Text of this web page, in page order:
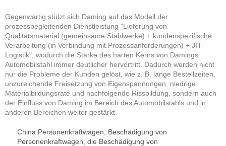
Gegenwärtig stützt sich Daming auf das Modell der
prozessbegleitenden Dienstleistung "Lieferung von
Qualitätsmaterial (gemeinsame Stahlwerke) + kundenspezifische
Verarbeitung (in Verbindung mit Prozessanforderungen) + JIT-
Logistik", wodurch die Stärke des harten Kerns von Damings
Automobilstahl immer deutlicher hervortritt. Dadurch werden nicht
nur die Probleme der Kunden gelöst, wie z. B. lange Bestellzeiten,
unzureichende Freisetzung von Eigenspannungen, niedrige
Materialbildungsrate und nachfolgende Rissbildung, sondern auch
der Einfluss von Daming im Bereich des Automobilstahls und in
anderen Bereichen weiter gestärkt.
China Personenkraftwagen
Beschädigung von
Personenkraftwagen die Beschädigung von